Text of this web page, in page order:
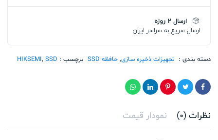
STD
512G
ارسال 2 روزه
ارسال سریع به سراسر ایران
دسته بندی : تجهیزات ذخیره سازی, حافظه SSD برچسب : HIKSEMI, SSD
نظرات (0) نمودار قیمت